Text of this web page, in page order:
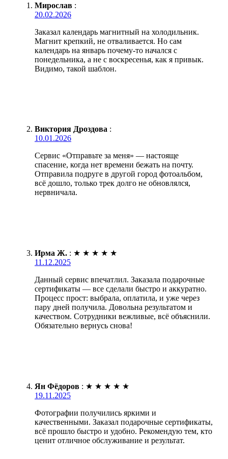
Мирослав :
20.02.2026
Заказал календарь магнитный на холодильник.
Магнит крепкий, не отваливается. Но сам
календарь на январь почему-то начался с
понедельника, а не с воскресенья, как я привык.
Видимо, такой шаблон.
Виктория Дроздова :
10.01.2026
Сервис «Отправьте за меня» — настояще
спасение, когда нет времени бежать на почту.
Отправила подруге в другой город фотоальбом,
всё дошло, только трек долго не обновлялся,
нервничала.
Ирма Ж. : ★ ★ ★ ★ ★
11.12.2025
Данный сервис впечатлил. Заказала подарочные
сертификаты — все сделали быстро и аккуратно.
Процесс прост: выбрала, оплатила, и уже через
пару дней получила. Довольна результатом и
качеством. Сотрудники вежливые, всё объяснили.
Обязательно вернусь снова!
Ян Фёдоров : ★ ★ ★ ★ ★
19.11.2025
Фотографии получились яркими и
качественными. Заказал подарочные сертификаты,
всё прошло быстро и удобно. Рекомендую тем, кто
ценит отличное обслуживание и результат.